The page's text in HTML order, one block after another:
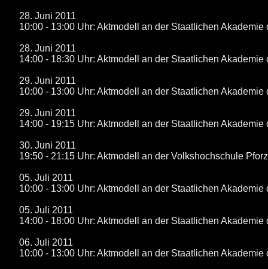
28. Juni 2011
10:00 - 13:00 Uhr: Aktmodell an der Staatlichen
28. Juni 2011
14:00 - 18:30 Uhr: Aktmodell an der Staatlichen
29. Juni 2011
10:00 - 13:00 Uhr: Aktmodell an der Staatlichen
29. Juni 2011
14:00 - 19:15 Uhr: Aktmodell an der Staatlichen
30. Juni 2011
19:50 - 21:15 Uhr: Aktmodell an der Volkshochschule
05. Juli 2011
10:00 - 13:00 Uhr: Aktmodell an der Staatlichen
05. Juli 2011
14:00 - 18:00 Uhr: Aktmodell an der Staatlichen
06. Juli 2011
10:00 - 13:00 Uhr: Aktmodell an der Staatlichen